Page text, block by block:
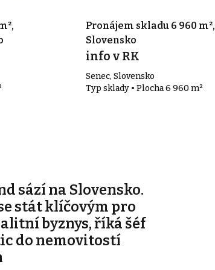
Pronájem skladu 6 960
Slovensko
info v RK
Senec, Slovensko
Typ sklady • Plocha 6 960 m²
sází na Slovensko.
stát klíčovým pro
byznys, říká šéf
do nemovitostí